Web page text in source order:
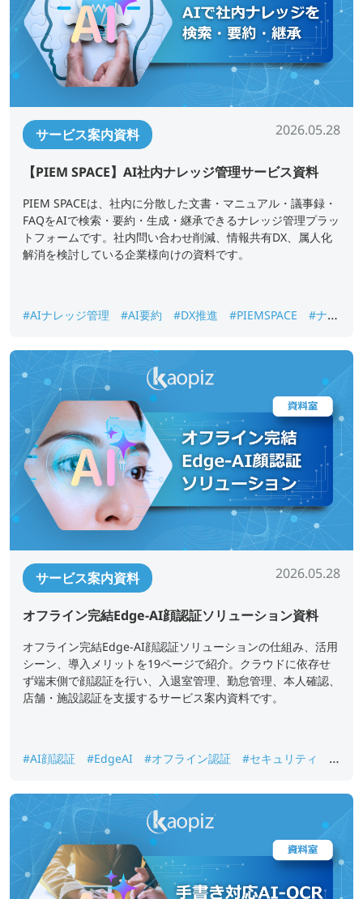
サービス案内資料 2026.05.28
【PIEM SPACE】AI社内ナレッジ管理サービス資料
PIEM SPACEは、社内に分散した文書・マニュアル・議事録・
FAQをAIで検索・要約・生成・継承できるナレッジ管理プラッ
トフォームです。社内問い合わせ削減、情報共有DX、属人化
解消を検討している企業様向けの資料です。
#AIナレッジ管理 #AI要約 #DX推進 #PIEMSPACE
#ナレ
サービス案内資料 2026.05.28
オフライン完結Edge-AI顔認証ソリューション資料
オフライン完結Edge-AI顔認証ソリューションの仕組み、活用
シーン、導入メリットを19ページで紹介。クラウドに依存せ
ず端末側で顔認証を行い、入退室管理、勤怠管理、本人確認、
店舗・施設認証を支援するサービス案内資料です。
#AI顔認証 #EdgeAI #オフライン認証 #セキュリティ
#